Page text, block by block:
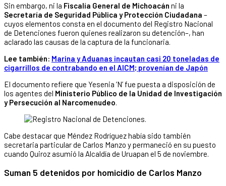
Sin embargo, ni la Fiscalía General de Michoacán ni la
Secretaría de Seguridad Pública y Protección Ciudadana –
cuyos elementos consta en el documento del Registro Nacional
de Detenciones fueron quienes realizaron su detención–, han
aclarado las causas de la captura de la funcionaria.
Lee también: Marina y Aduanas incautan casi 20 toneladas de
cigarrillos de contrabando en el AICM; provenían de Japón
El documento refiere que Yesenia ‘N’ fue puesta a disposición de
los agentes del Ministerio Público de la Unidad de Investigación
y Persecución al Narcomenudeo.
Cabe destacar que Méndez Rodríguez había sido también
secretaria particular de Carlos Manzo y permaneció en su puesto
cuando Quiroz asumió la Alcaldía de Uruapan el 5 de noviembre.
Suman 5 detenidos por homicidio de Carlos Manzo